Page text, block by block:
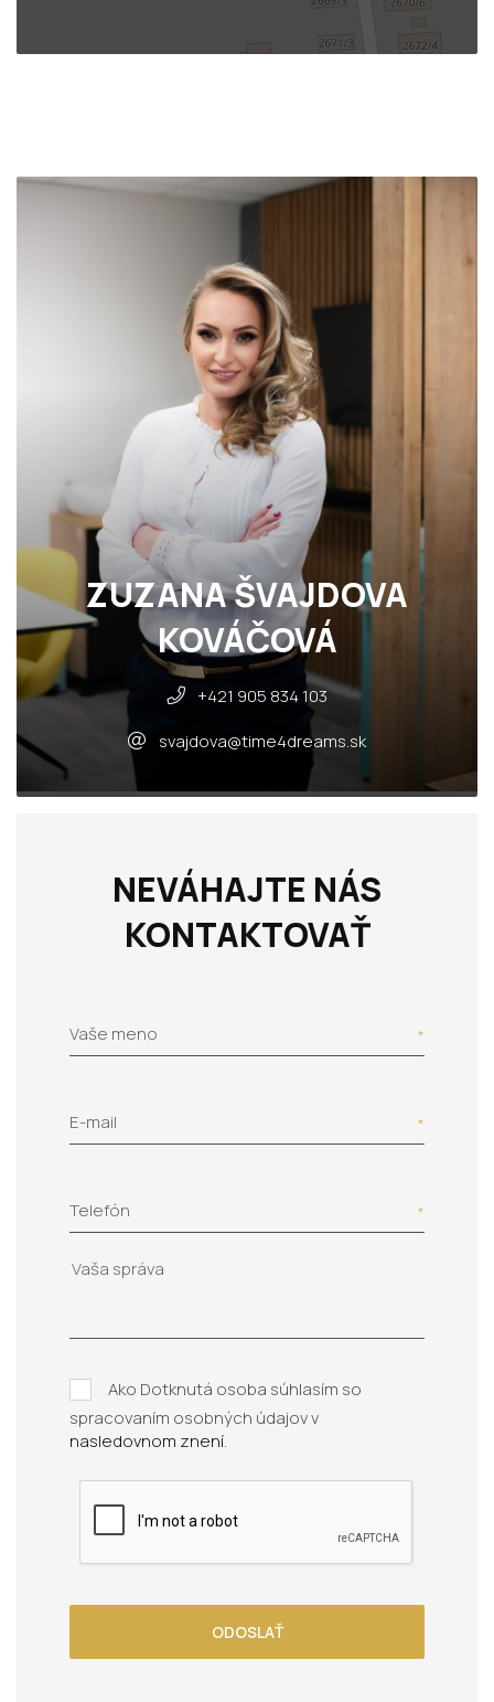
ZUZANA ŠVAJDOVA
KOVÁČOVÁ
+421 905 834 103
svajdova@time4dreams.sk
NEVÁHAJTE NÁS
KONTAKTOVAŤ
Vaše meno
E-mail
Telefón
Ako Dotknutá osoba súhlasím so
spracovaním osobných údajov v
nasledovnom znení.
ODOSLAŤ